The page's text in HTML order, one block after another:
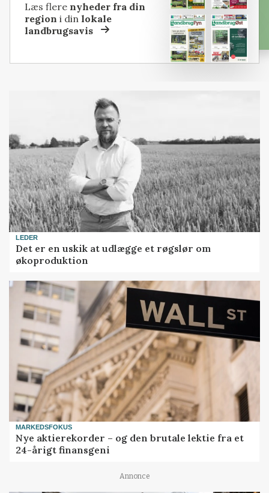
Læs flere nyheder fra din
region i dinlokale
landbrugsavis
LEDER
Det er en uskik at udlægge et røgslør om
økoproduktion
MARKEDSFOKUS
Nye aktierekorder – og den brutale lektie fra et
24-årigt finansgeni
Annonce